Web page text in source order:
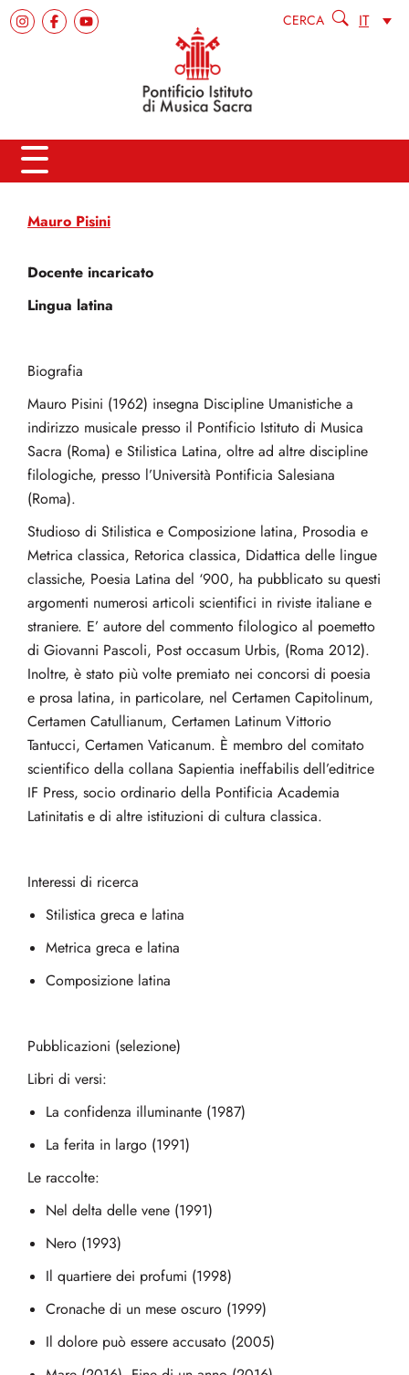
CERCA IT
Mauro Pisini
Docente incaricato
Lingua latina
Biografia
Mauro Pisini (1962) insegna Discipline Umanistiche a
indirizzo musicale presso il Pontificio Istituto di Musica
Sacra (Roma) e Stilistica Latina, oltre ad altre discipline
filologiche, presso l’Università Pontificia Salesiana
(Roma).
Studioso di Stilistica e Composizione latina, Prosodia e
Metrica classica, Retorica classica, Didattica delle lingue
classiche, Poesia Latina del ‘900, ha pubblicato su questi
argomenti numerosi articoli scientifici in riviste italiane e
straniere. E’ autore del commento filologico al poemetto
di Giovanni Pascoli, Post occasum Urbis, (Roma 2012).
Inoltre, è stato più volte premiato nei concorsi di poesia
e prosa latina, in particolare, nel Certamen Capitolinum,
Certamen Catullianum, Certamen Latinum Vittorio
Tantucci, Certamen Vaticanum. È membro del comitato
scientifico della collana Sapientia ineffabilis dell’editrice
IF Press, socio ordinario della Pontificia Academia
Latinitatis e di altre istituzioni di cultura classica.
Interessi di ricerca
Stilistica greca e latina
Metrica greca e latina
Composizione latina
Pubblicazioni (selezione)
Libri di versi:
La confidenza illuminante (1987)
La ferita in largo (1991)
Le raccolte:
Nel delta delle vene (1991)
Nero (1993)
Il quartiere dei profumi (1998)
Cronache di un mese oscuro (1999)
Il dolore può essere accusato (2005)